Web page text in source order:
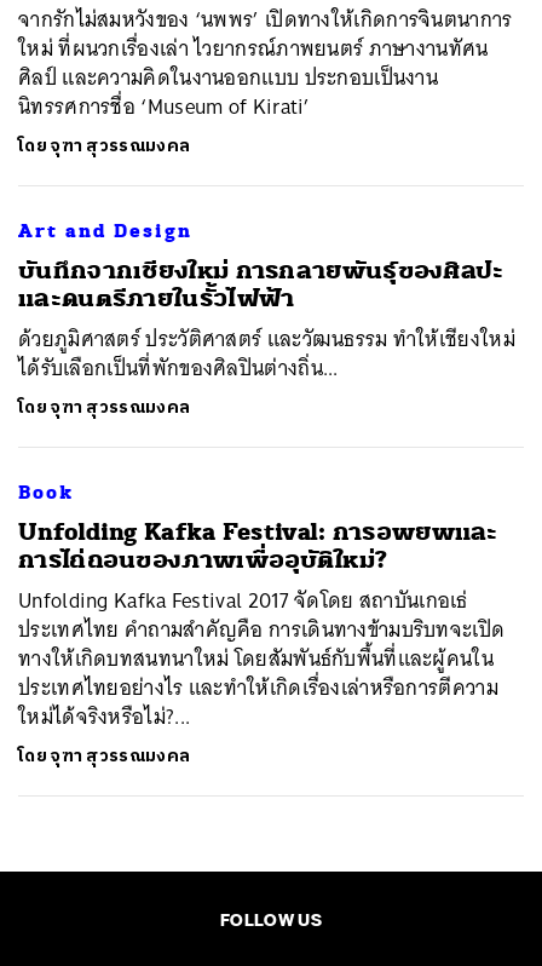
จากรักไม่สมหวังของ ‘นพพร’ เปิดทางให้เกิดการจินตนาการ
ใหม่ ที่ผนวกเรื่องเล่า ไวยากรณ์ภาพยนตร์ ภาษางานทัศน
ศิลป์ และความคิดในงานออกแบบ ประกอบเป็นงาน
นิทรรศการชื่อ ‘Museum of Kirati’
โดยจุฑา สุวรรณมงคล
Art and Design
​บันทึกจากเชียงใหม่ การกลายพันธุ์ของศิลปะ
และดนตรีภายในรั้วไฟฟ้า
ด้วยภูมิศาสตร์ ประวัติศาสตร์ และวัฒนธรรม ทำให้เชียงใหม่
ได้รับเลือกเป็นที่พักของศิลปินต่างถิ่น...
โดยจุฑา สุวรรณมงคล
Book
​Unfolding Kafka Festival: การอพยพและ
การไถ่ถอนของภาพเพื่ออุบัติใหม่?
Unfolding Kafka Festival 2017 จัดโดย สถาบันเกอเธ่
ประเทศไทย คำถามสำคัญคือ การเดินทางข้ามบริบทจะเปิด
ทางให้เกิดบทสนทนาใหม่ โดยสัมพันธ์กับพื้นที่และผู้คนใน
ประเทศไทยอย่างไร และทำให้เกิดเรื่องเล่าหรือการตีความ
ใหม่ได้จริงหรือไม่?...
โดยจุฑา สุวรรณมงคล
FOLLOW US